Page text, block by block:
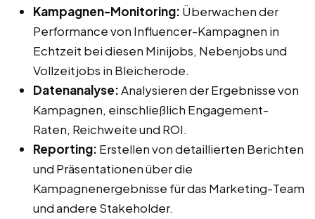
Kampagnen-Monitoring: Überwachen der
Performance von Influencer-Kampagnen in
Echtzeit bei diesen Minijobs, Nebenjobs und
Vollzeitjobs in Bleicherode.
Datenanalyse:Analysieren der Ergebnisse von
Kampagnen, einschließlich Engagement-
Raten, Reichweite und ROI.
Reporting: Erstellen von detaillierten Berichten
und Präsentationen über die
Kampagnenergebnisse für das Marketing-Team
und andere Stakeholder.